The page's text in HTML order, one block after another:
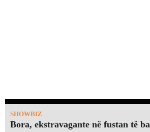
SHOWBIZ
Bora, ekstravagante në fustan të